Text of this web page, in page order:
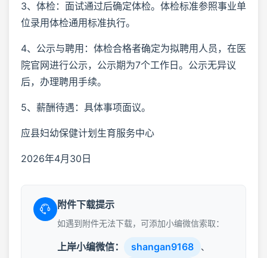
3、体检：面试通过后确定体检。体检标准参照事业单
位录用体检通用标准执行。
4、公示与聘用：体检合格者确定为拟聘用人员，在医
院官网进行公示，公示期为7个工作日。公示无异议
后，办理聘用手续。
5、薪酬待遇：具体事项面议。
应县妇幼保健计划生育服务中心
2026年4月30日
附件下载提示
如遇到附件无法下载，可添加小编微信索取：
上岸小编微信： shangan9168 、